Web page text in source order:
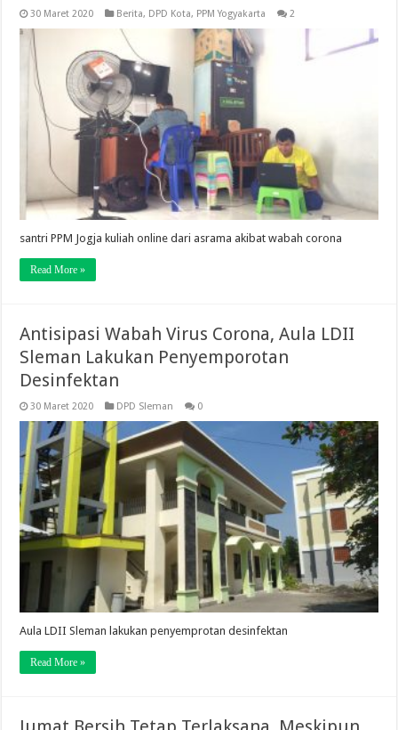
30 Maret 2020 Berita, DPD Kota, PPM Yogyakarta 2
santri PPM Jogja kuliah online dari asrama akibat wabah corona
Read More »
Antisipasi Wabah Virus Corona, Aula LDII
Sleman Lakukan Penyemporotan
Desinfektan
30 Maret 2020 DPD Sleman 0
Aula LDII Sleman lakukan penyemprotan desinfektan
Read More »